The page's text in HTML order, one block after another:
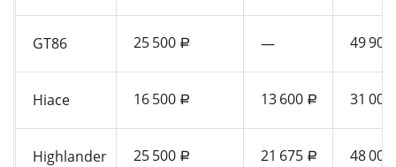
GT86 25 500 a — 49 900
Hiace 16 500 a 13 600 a 31 000
Highlander 25 500 a 21 675 a 48 000